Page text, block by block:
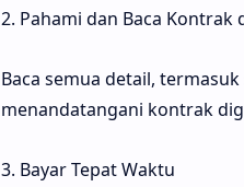
2. Pahami dan Baca Kontrak
Baca semua detail,
menandatangani kontrak
3. Bayar Tepat Waktu